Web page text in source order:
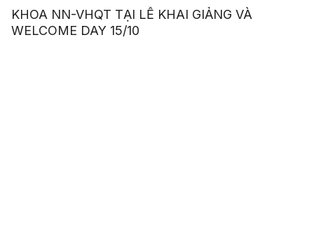
KHOA NN-VHQT TẠI LỄ KHAI GIẢNG VÀ
WELCOME DAY 15/10